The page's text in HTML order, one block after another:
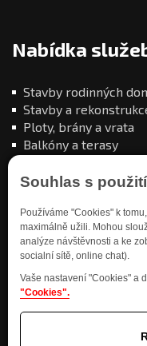
Souhlas s
Používáme "Cookies" k
maximálně užili. Mohou
analýze návštěvnosti a ke
socialní sítě, online chat).
Vaše nastavení "Cookies" a
"Cookies".
Nabídka
Stavby rodinných
Stavby a
Ploty, brány a vrata
Balkóny a terasy
Kde nás najdete